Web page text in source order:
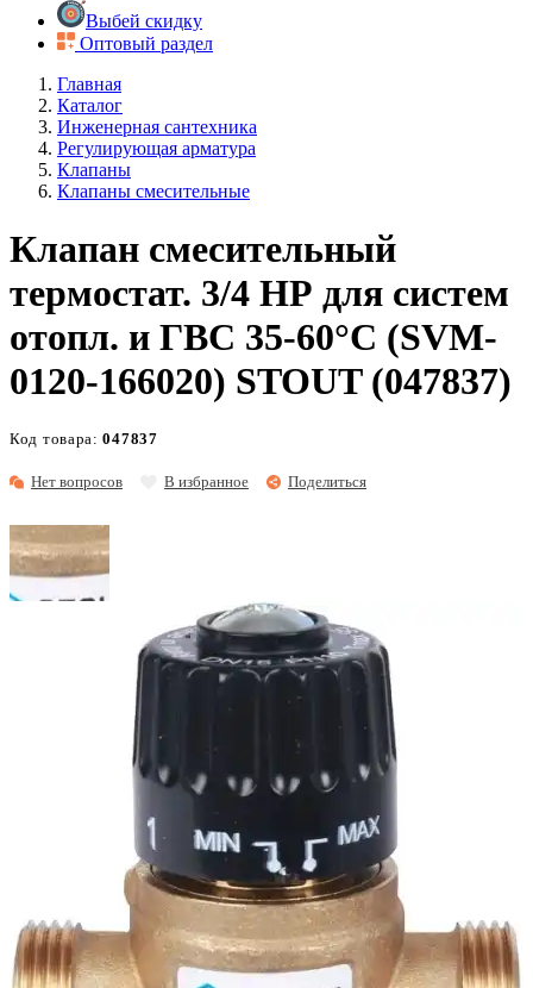
Выбей скидку
Оптовый раздел
Главная
Каталог
Инженерная сантехника
Регулирующая арматура
Клапаны
Клапаны смесительные
Клапан смесительный
термостат. 3/4 НР для систем
отопл. и ГВС 35-60°С (SVM-
0120-166020) STOUT (047837)
Нет вопросов В избранное Поделиться
Код товара:047837